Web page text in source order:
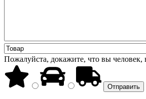
Пожалуйста, докажите, что вы человек,